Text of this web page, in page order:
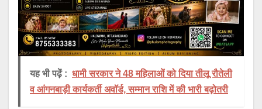
यह भी पढ़ें : धामी सरकार ने 48 महिलाओं को दिया तीलू रौतेली
व आंगनबाड़ी कार्यकर्ती अवॉर्ड, सम्मान राशि में की भारी बढ़ोतरी